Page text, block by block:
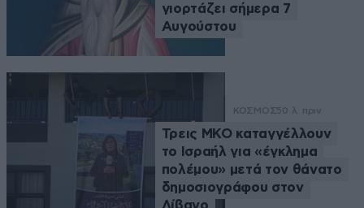
γιορτάζει σήμερα 7
Αυγούστου
ΚΟΣΜΟΣ50 λ. πριν
Τρεις ΜΚΟ καταγγέλλουν
το Ισραήλ για «έγκλημα
πολέμου» μετά τον θάνατο
δημοσιογράφου στον